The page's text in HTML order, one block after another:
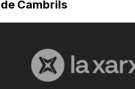
de Cambrils